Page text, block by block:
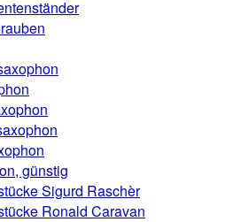
günstig
Sigurd Raschèr
Ronald Caravan